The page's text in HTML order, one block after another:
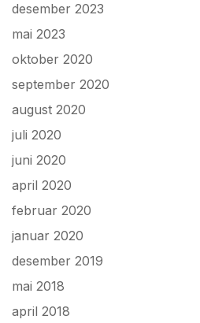
desember 2023
mai 2023
oktober 2020
september 2020
august 2020
juli 2020
juni 2020
april 2020
februar 2020
januar 2020
desember 2019
mai 2018
april 2018